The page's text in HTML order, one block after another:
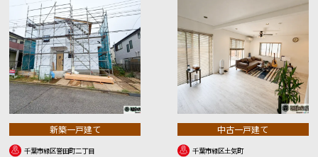
新築一戸建て
千葉市緑区誉田町二丁目
中古一戸建て
千葉市緑区土気町